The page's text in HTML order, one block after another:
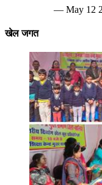
— May 12
खेल जगत